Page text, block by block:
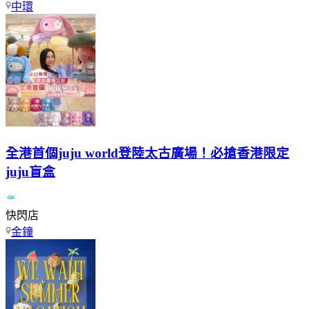
中環
全港首個juju world登陸太古廣場！必搶香港限定
juju盲盒
快閃店
金鐘